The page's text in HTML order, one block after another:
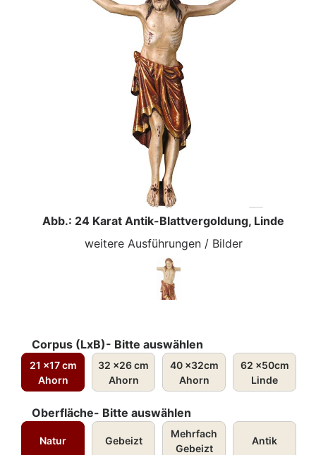
Abb.: 24 Karat Antik-Blattvergoldung, Linde
weitere Ausführungen / Bilder
Corpus (LxB)- Bitte auswählen
21 x17 cm
Ahorn
32 x26 cm
Ahorn
40 x32cm
Ahorn
62 x50cm
Linde
Oberfläche- Bitte auswählen
Natur Gebeizt
Mehrfach
Gebeizt
Antik